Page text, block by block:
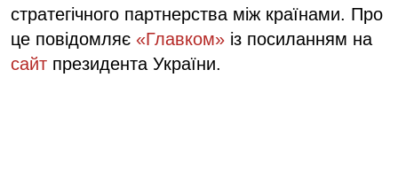
стратегічного партнерства між країнами. Про
це повідомляє «Главком» із посиланням на
сайт президента України.